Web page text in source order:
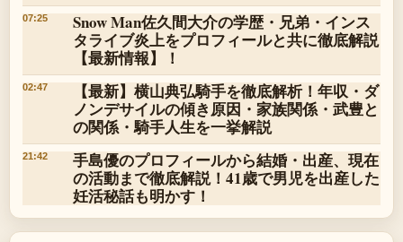
07:25
Snow Man佐久間大介の学歴・兄弟・インス
タライブ炎上をプロフィールと共に徹底解説
【最新情報】！
02:47
【最新】横山典弘騎手を徹底解析！年収・ダ
ノンデサイルの傾き原因・家族関係・武豊と
の関係・騎手人生を一挙解説
21:42
手島優のプロフィールから結婚・出産、現在
の活動まで徹底解説！41歳で男児を出産した
妊活秘話も明かす！